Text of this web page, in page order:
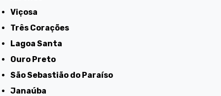
Viçosa
Três Corações
Lagoa Santa
Ouro Preto
São Sebastião do Paraíso
Janaúba